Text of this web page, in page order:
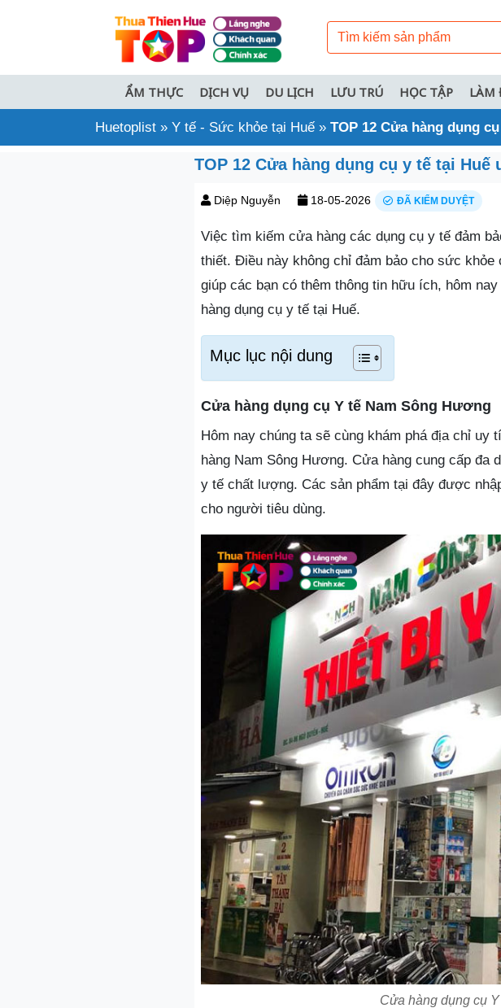
ẨM THỰC DỊCH VỤ DU LỊCH LƯU TRÚ HỌC TẬP LÀM
Huetoplist » Y tế - Sức khỏe tại Huế » TOP 12 Cửa hàng dụng
TOP 12 Cửa hàng dụng cụ y tế tại
Diệp Nguyễn 18-05-2026 ĐÃ KIỂM DUYỆT
Việc tìm kiếm cửa hàng các dụng cụ y tế đảm
thiết. Điều này không chỉ đảm bảo cho sức
giúp các bạn có thêm thông tin hữu ích, hôm nay
hàng dụng cụ y tế tại Huế.
Mục lục nội dung
Cửa hàng dụng cụ Y tế Nam Sông Hương
Hôm nay chúng ta sẽ cùng khám phá địa chỉ uy
hàng Nam Sông Hương. Cửa hàng cung cấp
y tế chất lượng. Các sản phẩm tại đây được
cho người tiêu dùng.
Cửa hàng dụng cụ